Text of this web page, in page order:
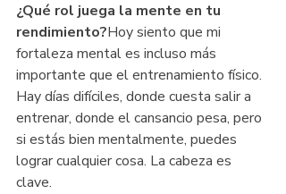
¿Qué rol juega la mente en tu
rendimiento?Hoy siento que mi
fortaleza mental es incluso más
importante que el entrenamiento físico.
Hay días difíciles, donde cuesta salir a
entrenar, donde el cansancio pesa, pero
si estás bien mentalmente, puedes
lograr cualquier cosa. La cabeza es
clave.